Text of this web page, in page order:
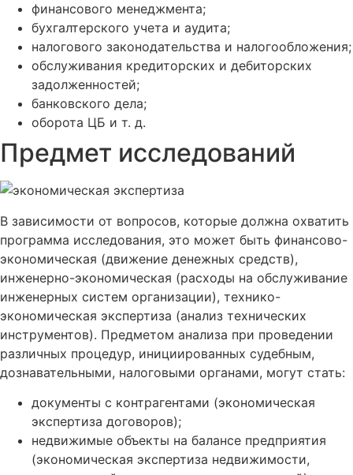
финансового менеджмента;
бухгалтерского учета и аудита;
налогового законодательства и налогообложения;
обслуживания кредиторских и дебиторских
задолженностей;
банковского дела;
оборота ЦБ и т. д.
Предмет исследований
В зависимости от вопросов, которые должна охватить
программа исследования, это может быть финансово-
экономическая (движение денежных средств),
инженерно-экономическая (расходы на обслуживание
инженерных систем организации), технико-
экономическая экспертиза (анализ технических
инструментов). Предметом анализа при проведении
различных процедур, инициированных судебным,
дознавательными, налоговыми органами, могут стать:
документы с контрагентами (экономическая
экспертиза договоров);
недвижимые объекты на балансе предприятия
(экономическая экспертиза недвижимости,